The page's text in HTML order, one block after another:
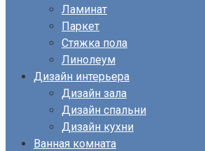
Ламинат
Паркет
Стяжка пола
Линолеум
Дизайн интерьера
Дизайн зала
Дизайн спальни
Дизайн кухни
Ванная комната